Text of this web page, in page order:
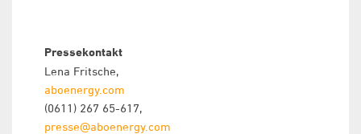
Pressekontakt
Lena Fritsche,
aboenergy.com
(0611) 267 65-617,
presse@aboenergy.com